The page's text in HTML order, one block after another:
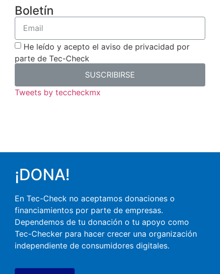
Boletín
He leído y acepto el aviso de privacidad por
parte de Tec-Check
SUSCRIBIRSE
Tweets by teccheckmx
¡DONA!​
En Tec-Check no aceptamos donaciones o
financiamientos por parte de empresas.
Dependemos de tu donación o tu apoyo como
Tec-Checker para hacer crecer una organización
independiente de consumidores digitales.​